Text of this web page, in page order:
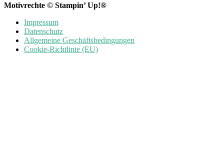
Motivrechte © Stampin’ Up!®
Impressum
Datenschutz
Allgemeine Geschäftsbedingungen
Cookie-Richtlinie (EU)